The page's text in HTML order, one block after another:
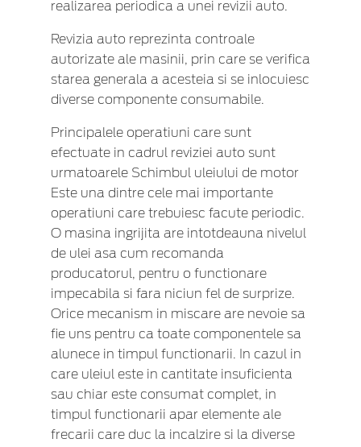
realizarea periodica a unei revizii auto.
Revizia auto reprezinta controale
autorizate ale masinii, prin care se verifica
starea generala a acesteia si se inlocuiesc
diverse componente consumabile.
Principalele operatiuni care sunt
efectuate in cadrul reviziei auto sunt
urmatoarele Schimbul uleiului de motor
Este una dintre cele mai importante
operatiuni care trebuiesc facute periodic.
O masina ingrijita are intotdeauna nivelul
de ulei asa cum recomanda
producatorul, pentru o functionare
impecabila si fara niciun fel de surprize.
Orice mecanism in miscare are nevoie sa
fie uns pentru ca toate componentele sa
alunece in timpul functionarii. In cazul in
care uleiul este in cantitate insuficienta
sau chiar este consumat complet, in
timpul functionarii apar elemente ale
frecarii care duc la incalzire si la diverse